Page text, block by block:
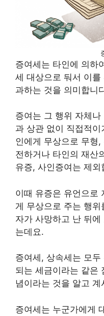
증여세는 타인에 의하
세 대상으로 둬서 이
과하는 것을 의미합니
증여는 그 행위 자체
과 상관 없이 직접적
인에게 무상으로 무형
전하거나 타인의 재산
유증, 사인증여는 제외
이때 유증은 유언으로
게 무상으로 주는 행
자가 사망하고 난 뒤
는데요.
증여세, 상속세는 모
되는 세금이라는 같은
념이라는 것을 알고
증여세는 누군가에게